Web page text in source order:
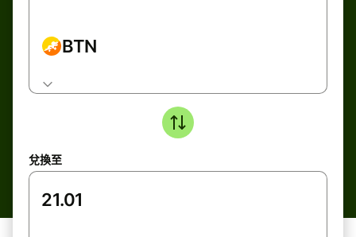
BTN
兌換至